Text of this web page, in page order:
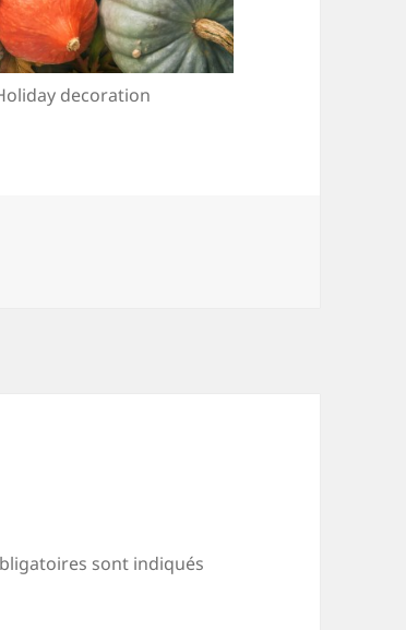
decoration
sont indiqués